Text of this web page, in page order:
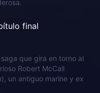
final
que gira en torno al
Robert McCall
un antiguo marine y ex